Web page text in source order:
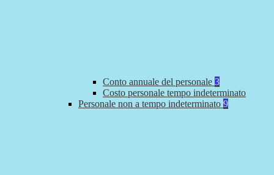
Conto annuale del personale 3
Costo personale tempo indeterminato
Personale non a tempo indeterminato 9